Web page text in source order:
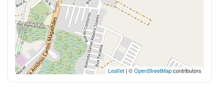
Leaflet | ©OpenStreetMapcontributors